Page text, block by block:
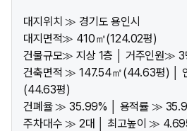
대지위치 ≫ 경기도 용인시
대지면적≫ 410㎡(124.02평)
건물규모≫ 지상 1층 │ 거주인원≫ 3
건축면적 ≫ 147.54㎡(44.63평) │
(44.63평)
건폐율 ≫ 35.99% │ 용적률 ≫
주차대수 ≫ 2대 │ 최고높이 ≫